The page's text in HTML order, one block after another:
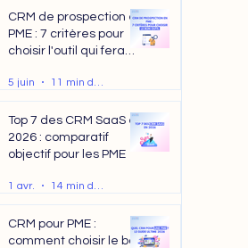
CRM de prospection en
PME : 7 critères pour
choisir l'outil qui fera
5 juin
Top 7 des CRM SaaS en
2026 : comparatif
objectif pour les PME
1 avr.
CRM pour PME :
comment choisir le bon